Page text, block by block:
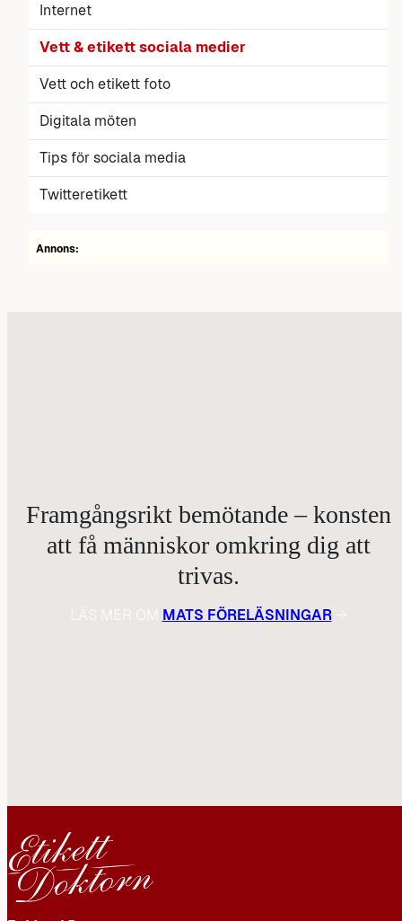
Internet
Vett & etikett sociala medier
Vett och etikett foto
Digitala möten
Tips för sociala media
Twitteretikett
Annons:
Framgångsrikt bemötande – konsten
att få människor omkring dig att
trivas.
MATS FÖRELÄSNINGAR→